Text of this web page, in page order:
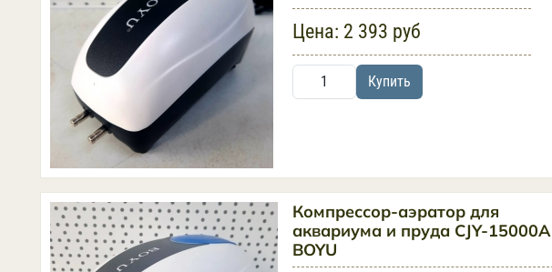
Цена: 2 393 руб
Купить
Компрессор-аэратор для
аквариума и пруда CJY-15000A
BOYU